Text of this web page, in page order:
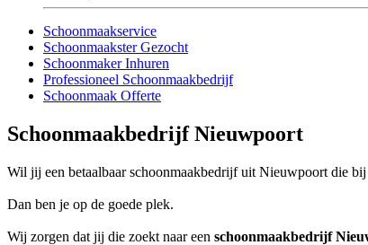
Schoonmaakservice
Schoonmaakster Gezocht
Schoonmaker Inhuren
Professioneel Schoonmaakbedrijf
Schoonmaak Offerte
Schoonmaakbedrijf Nieuwpoort
Wil jij een betaalbaar schoonmaakbedrijf uit Nieuwpoort die
Dan ben je op de goede plek.
Wij zorgen dat jij die zoekt naar een schoonmaakbedrijf